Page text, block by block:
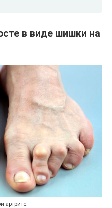
в виде шишки на
артрите.